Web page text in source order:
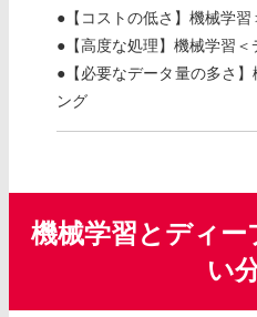
●【コストの低さ】機械学
●【高度な処理】機械学習
●【必要なデータ量の多さ
ング
機械学習とディ
い